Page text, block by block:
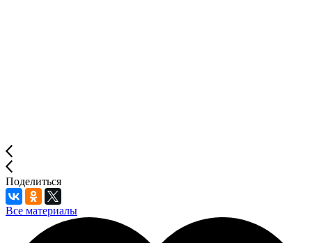
Поделиться
Все материалы